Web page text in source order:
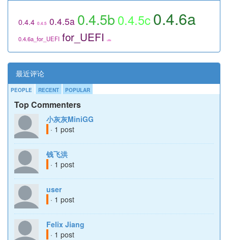
0.4.4 0.4.5 0.4.5a 0.4.5b 0.4.5c0.4.6a
0.4.6a_for_UEFI for_UEFI utils
最近评论
PEOPLE RECENT POPULAR
Top Commenters
小灰灰MiniGG
· 1 post
钱飞洪
· 1 post
user
· 1 post
Felix Jiang
· 1 post